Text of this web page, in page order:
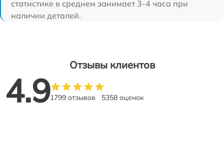
статистике в среднем занимает 3-4 часа при
наличии деталей.
Отзывы клиентов
4.91799 отзывов 5358 оценок